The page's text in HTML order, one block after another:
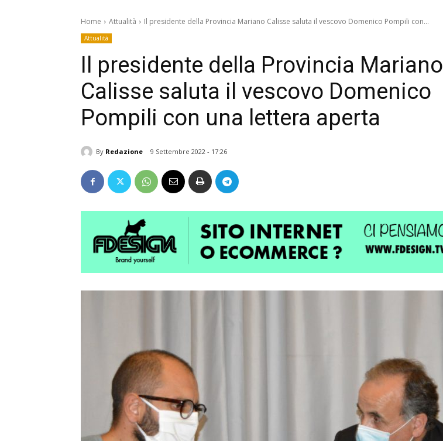
Home Attualità Il presidente della Provincia Mariano Calisse saluta il vescovo Domenico Pompili con...
Attualità
Il presidente della Provincia Mariano
Calisse saluta il vescovo Domenico
Pompili con una lettera aperta
By Redazione 9 Settembre 2022 - 17:26